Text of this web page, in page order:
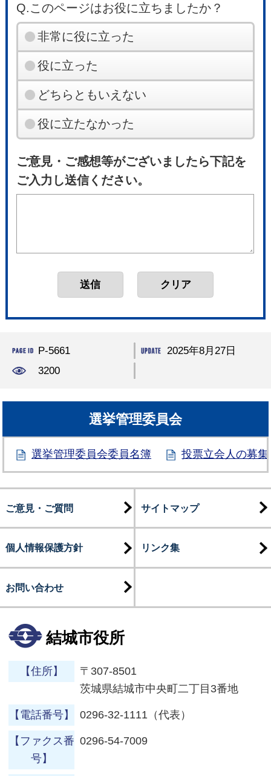
Q.このページはお役に立ちましたか？
非常に役に立った
役に立った
どちらともいえない
役に立たなかった
ご意見・ご感想等がございましたら下記を
ご入力し送信ください。
P-5661
2025年8月27日
3200
選挙管理委員会
選挙管理委員会委員名簿 投票立会人の募集
ご意見・ご質問 サイトマップ
個人情報保護方針 リンク集
お問い合わせ
結城市役所
【住所】
〒307-8501
茨城県結城市中央町二丁目3番地
【電話番号】 0296-32-1111（代表）
【ファクス番
号】
0296-54-7009